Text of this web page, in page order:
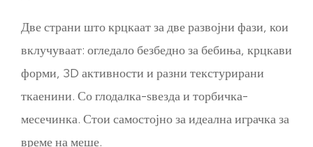
Две страни што крцкаат за две развојни фази, кои
вклучуваат: огледало безбедно за бебиња, крцкави
форми, 3D активности и разни текстурирани
ткаенини. Со глодалка-ѕвезда и торбичка-
месечинка. Стои самостојно за идеална играчка за
време на меше.